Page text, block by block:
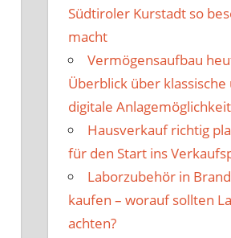
Südtiroler Kurstadt so
macht
Vermögensaufbau
Überblick über klassische
digitale
Hausverkauf richtig
für den Start ins
Laborzubehör in
kaufen – worauf sollten
achten?